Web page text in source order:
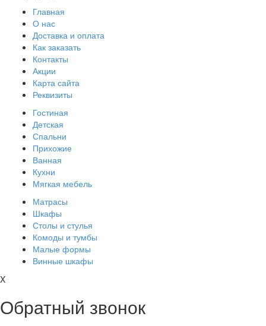
Главная
О нас
Доставка и оплата
Как заказать
Контакты
Акции
Карта сайта
Реквизиты
Гостиная
Детская
Спальни
Прихожие
Ванная
Кухни
Мягкая мебель
Матрасы
Шкафы
Столы и стулья
Комоды и тумбы
Малые формы
Винные шкафы
X
Обратный звонок